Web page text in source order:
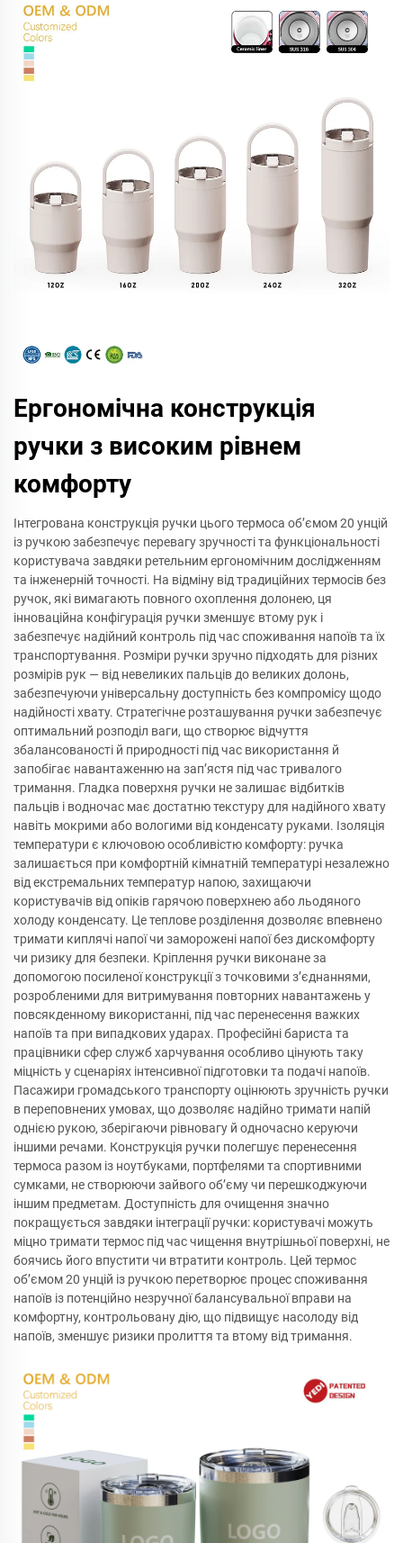
Ергономічна конструкція
ручки з високим рівнем
комфорту
Інтегрована конструкція ручки цього термоса об’ємом 20 унцій
із ручкою забезпечує перевагу зручності та функціональності
користувача завдяки ретельним ергономічним дослідженням
та інженерній точності. На відміну від традиційних термосів без
ручок, які вимагають повного охоплення долонею, ця
інноваційна конфігурація ручки зменшує втому рук і
забезпечує надійний контроль під час споживання напоїв та їх
транспортування. Розміри ручки зручно підходять для різних
розмірів рук — від невеликих пальців до великих долонь,
забезпечуючи універсальну доступність без компромісу щодо
надійності хвату. Стратегічне розташування ручки забезпечує
оптимальний розподіл ваги, що створює відчуття
збалансованості й природності під час використання й
запобігає навантаженню на зап’ястя під час тривалого
тримання. Гладка поверхня ручки не залишає відбитків
пальців і водночас має достатню текстуру для надійного хвату
навіть мокрими або вологими від конденсату руками. Ізоляція
температури є ключовою особливістю комфорту: ручка
залишається при комфортній кімнатній температурі незалежно
від екстремальних температур напою, захищаючи
користувачів від опіків гарячою поверхнею або льодяного
холоду конденсату. Це теплове розділення дозволяє впевнено
тримати киплячі напої чи заморожені напої без дискомфорту
чи ризику для безпеки. Кріплення ручки виконане за
допомогою посиленої конструкції з точковими з’єднаннями,
розробленими для витримування повторних навантажень у
повсякденному використанні, під час перенесення важких
напоїв та при випадкових ударах. Професійні бариста та
працівники сфер служб харчування особливо цінують таку
міцність у сценаріях інтенсивної підготовки та подачі напоїв.
Пасажири громадського транспорту оцінюють зручність ручки
в переповнених умовах, що дозволяє надійно тримати напій
однією рукою, зберігаючи рівновагу й одночасно керуючи
іншими речами. Конструкція ручки полегшує перенесення
термоса разом із ноутбуками, портфелями та спортивними
сумками, не створюючи зайвого об’єму чи перешкоджуючи
іншим предметам. Доступність для очищення значно
покращується завдяки інтеграції ручки: користувачі можуть
міцно тримати термос під час чищення внутрішньої поверхні, не
боячись його впустити чи втратити контроль. Цей термос
об’ємом 20 унцій із ручкою перетворює процес споживання
напоїв із потенційно незручної балансувальної вправи на
комфортну, контрольовану дію, що підвищує насолоду від
напоїв, зменшує ризики пролиття та втому від тримання.